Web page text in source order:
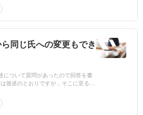
じ氏への変更もでき
について質問があったので回答を書
後述のとおりですが，そこに至るま